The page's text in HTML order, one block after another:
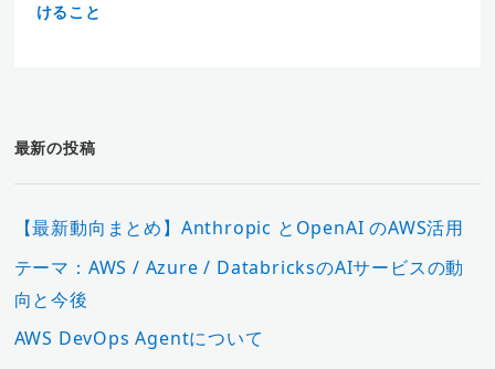
けること
最新の投稿
【最新動向まとめ】Anthropic とOpenAI のAWS活用
テーマ：AWS / Azure / DatabricksのAIサービスの動
向と今後
AWS DevOps Agentについて